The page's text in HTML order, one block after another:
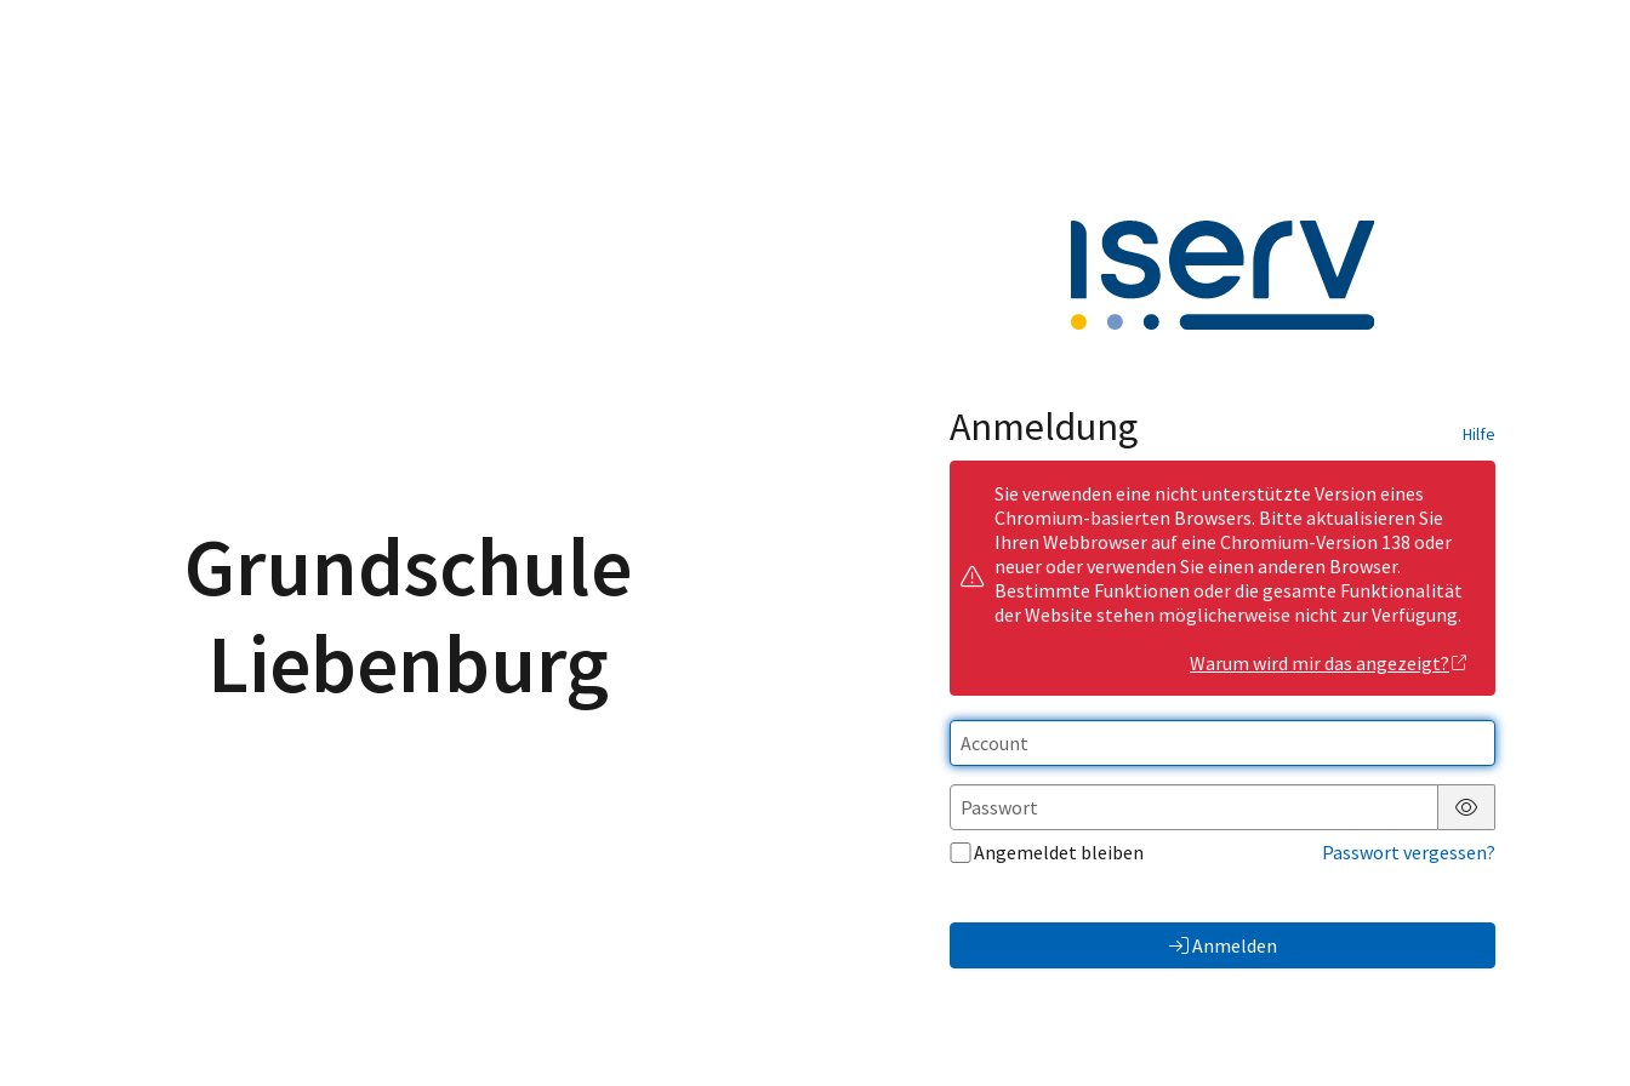
Grundschule
Liebenburg
Anmeldung Hilfe
Sie verwenden eine nicht unterstützte Version eines
Chromium-basierten Browsers. Bitte aktualisieren Sie
Ihren Webbrowser auf eine Chromium-Version 138 oder
neuer oder verwenden Sie einen anderen Browser.
Bestimmte Funktionen oder die gesamte Funktionalität
der Website stehen möglicherweise nicht zur Verfügung.
Warum wird mir das angezeigt?
Passwort anzeigen
Angemeldet bleiben
Passwort vergessen?
Anmelden